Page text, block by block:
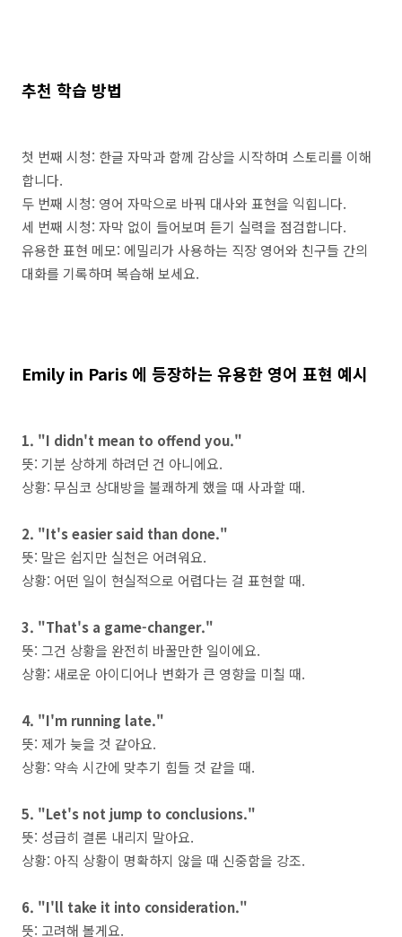
추천 학습 방법
첫 번째 시청: 한글 자막과 함께 감상을 시작하며 스토리를 이해
합니다.
두 번째 시청: 영어 자막으로 바꿔 대사와 표현을 익힙니다.
세 번째 시청: 자막 없이 들어보며 듣기 실력을 점검합니다.
유용한 표현 메모: 에밀리가 사용하는 직장 영어와 친구들 간의
대화를 기록하며 복습해 보세요.
Emily in Paris에 등장하는 유용한 영어 표현 예시
1. "I didn't mean to offend you."
뜻: 기분 상하게 하려던 건 아니에요.
상황: 무심코 상대방을 불쾌하게 했을 때 사과할 때.
2. "It's easier said than done."
뜻: 말은 쉽지만 실천은 어려워요.
상황: 어떤 일이 현실적으로 어렵다는 걸 표현할 때.
3. "That's a game-changer."
뜻: 그건 상황을 완전히 바꿀만한 일이에요.
상황: 새로운 아이디어나 변화가 큰 영향을 미칠 때.
4. "I'm running late."
뜻: 제가 늦을 것 같아요.
상황: 약속 시간에 맞추기 힘들 것 같을 때.
5. "Let's not jump to conclusions."
뜻: 성급히 결론 내리지 말아요.
상황: 아직 상황이 명확하지 않을 때 신중함을 강조.
6. "I'll take it into consideration."
뜻: 고려해 볼게요.